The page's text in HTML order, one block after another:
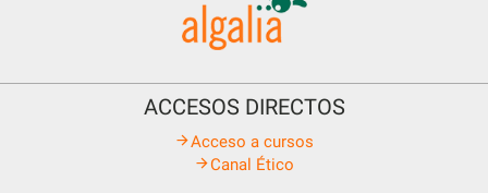
ACCESOS DIRECTOS
Acceso a cursos
Canal Ético